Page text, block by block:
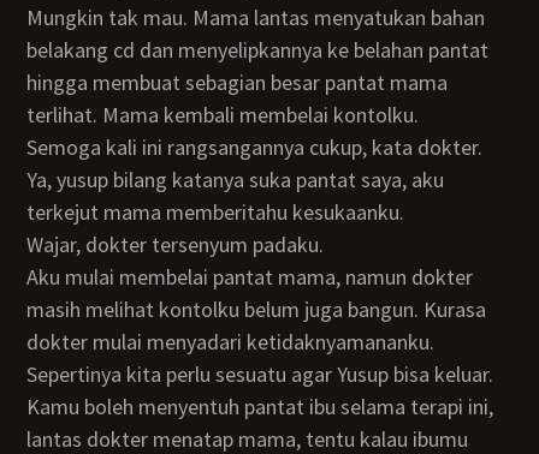
Mungkin tak mau. Mama lantas menyatukan bahan
belakang cd dan menyelipkannya ke belahan pantat
hingga membuat sebagian besar pantat mama
terlihat. Mama kembali membelai kontolku.
Semoga kali ini rangsangannya cukup, kata dokter.
Ya, yusup bilang katanya suka pantat saya, aku
terkejut mama memberitahu kesukaanku.
Wajar, dokter tersenyum padaku.
Aku mulai membelai pantat mama, namun dokter
masih melihat kontolku belum juga bangun. Kurasa
dokter mulai menyadari ketidaknyamananku.
Sepertinya kita perlu sesuatu agar Yusup bisa keluar.
Kamu boleh menyentuh pantat ibu selama terapi ini,
lantas dokter menatap mama, tentu kalau ibumu